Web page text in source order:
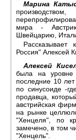
Марина
мира -
Швейцарию,
Рассказывает
Россия" Алексей
Алексей
была на уровне
последние 10
по синусоиде -
продавца,
австрийская
на рынке
"Хенцеля", по
замечено, в том
"Хенцель".